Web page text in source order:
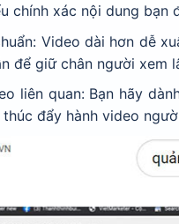
chính xác nội dung bạn
Video dài hơn dễ
để giữ chân người xem
liên quan: Bạn hãy
đẩy hành video